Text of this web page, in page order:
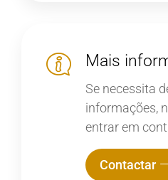
Mais
Se necessita
informações,
entrar em
Contactar